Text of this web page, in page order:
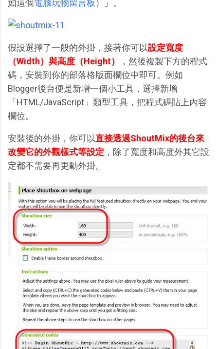
如這個電腦玩物留言板 ）」。
假設選擇了一般的外掛，接著你可以設定寬度
（Width）與高度（Height）
，然後複製下方的程式
碼，安裝到你的部落格版面欄位中即可。例如
Blogger後台便是新增一個小工具，選擇新增
「HTML/JavaScript」類型工具，把程式碼貼上內容
欄位。
安裝後的外掛，你可以直接透過ShoutMix的後台來
改變它的外觀樣式等設定 ，除了寬度和高度外其它設
定都不需要再更動外掛。